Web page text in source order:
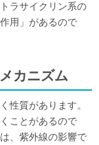
ラサイクリン系の
用」があるので
カニズム
性質があります。
ことがあるので
、紫外線の影響で